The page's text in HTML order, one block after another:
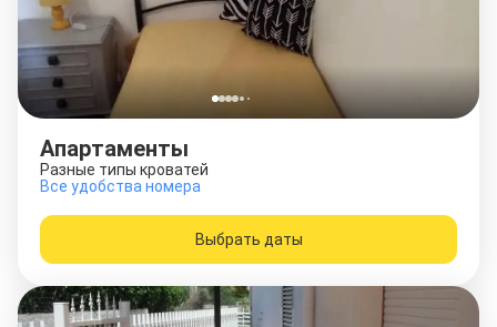
Апартаменты
Разные типы кроватей
Все удобства номера
Выбрать даты